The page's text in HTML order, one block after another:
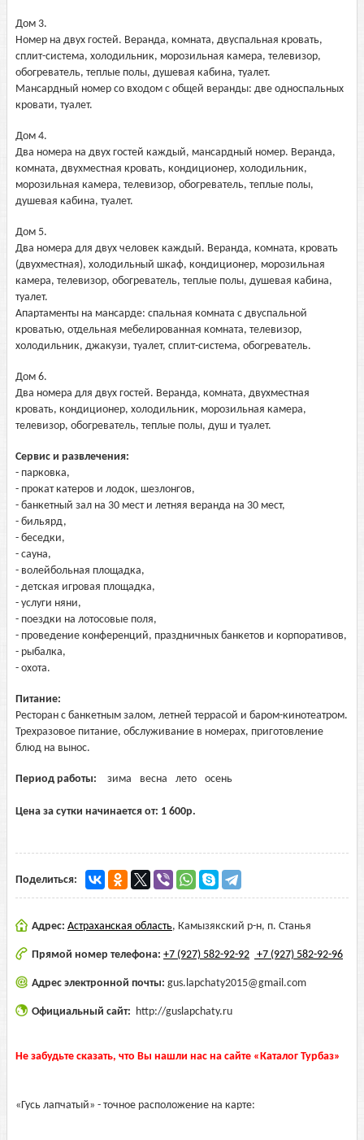
Дом 3.
Номер на двух гостей. Веранда, комната, двуспальная кровать,
сплит-система, холодильник, морозильная камера, телевизор,
обогреватель, теплые полы, душевая кабина, туалет.
Мансардный номер со входом с общей веранды: две односпальных
кровати, туалет.
Дом 4.
Два номера на двух гостей каждый, мансардный номер. Веранда,
комната, двухместная кровать, кондиционер, холодильник,
морозильная камера, телевизор, обогреватель, теплые полы,
душевая кабина, туалет.
Дом 5.
Два номера для двух человек каждый. Веранда, комната, кровать
(двухместная), холодильный шкаф, кондиционер, морозильная
камера, телевизор, обогреватель, теплые полы, душевая кабина,
туалет.
Апартаменты на мансарде: спальная комната с двуспальной
кроватью, отдельная мебелированная комната, телевизор,
холодильник, джакузи, туалет, сплит-система, обогреватель.
Дом 6.
Два номера для двух гостей. Веранда, комната, двухместная
кровать, кондиционер, холодильник, морозильная камера,
телевизор, обогреватель, теплые полы, душ и туалет.
Сервис и развлечения:
- парковка,
- прокат катеров и лодок, шезлонгов,
- банкетный зал на 30 мест и летняя веранда на 30 мест,
- бильярд,
- беседки,
- сауна,
- волейбольная площадка,
- детская игровая площадка,
- услуги няни,
- поездки на лотосовые поля,
- проведение конференций, праздничных банкетов и корпоративов,
- рыбалка,
- охота.
Питание:
Ресторан с банкетным залом, летней террасой и баром-кинотеатром.
Трехразовое питание, обслуживание в номерах, приготовление
блюд на вынос.
Период работы: зима весна лето осень
Цена за сутки начинается от: 1 600р.
Поделиться:
Адрес: Астраханская область, Камызякский р-н, п. Станья
Прямой номер телефона: +7 (927) 582-92-92 +7 (927) 582-92-96
Адрес электронной почты: gus.lapchaty2015@gmail.com
Официальный сайт: http://guslapchaty.ru
Не забудьте сказать, что Вы нашли нас на сайте «Каталог Турбаз»
«Гусь лапчатый» - точное расположение на карте: